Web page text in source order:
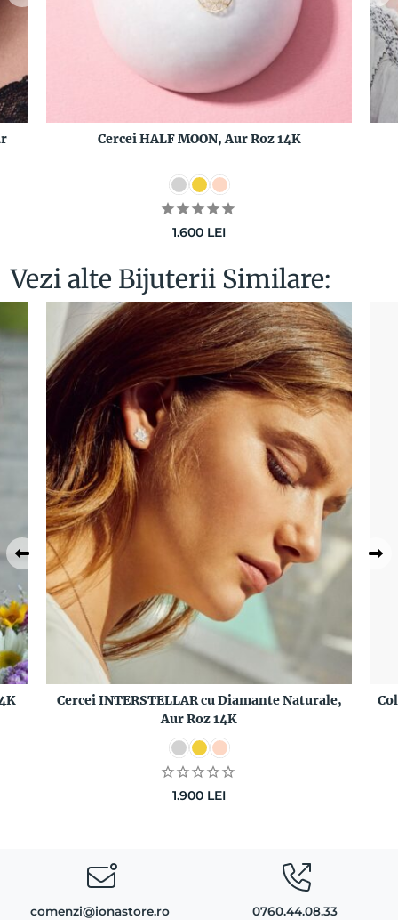
Cercei HALF MOON, Aur Roz 14K
1.600 LEI
Vezi alte Bijuterii Similare:
Cercei INTERSTELLAR cu Diamante Naturale,
Aur Roz 14K
1.900 LEI
comenzi@ionastore.ro 0760.44.08.33